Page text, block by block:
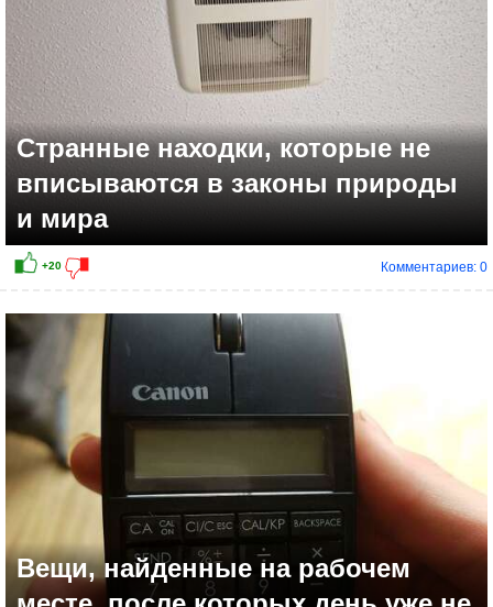
+25
Странные находки, которые не
вписываются в законы природы
и мира
Комментариев: 0
Вещи, найденные на рабочем